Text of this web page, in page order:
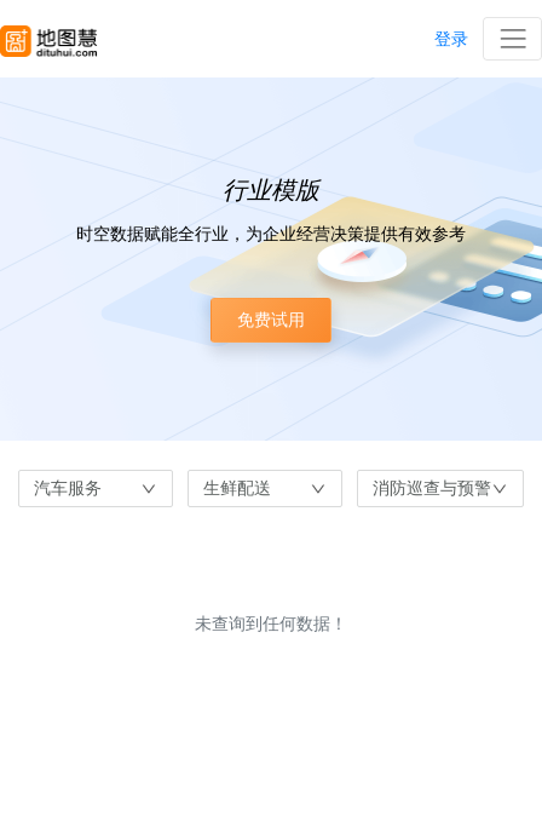
登录
行业模版
时空数据赋能全行业，为企业经营决策提供有效参考
免费试用
汽车服务 生鲜配送 消防巡查与预警
未查询到任何数据！